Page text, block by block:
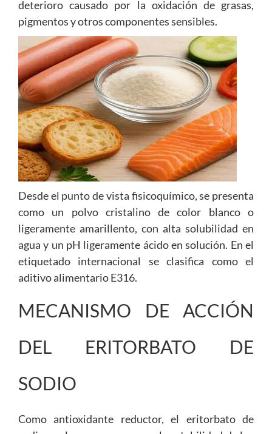
deterioro causado por la oxidación de grasas,
pigmentos y otros componentes sensibles.
Desde el punto de vista fisicoquímico, se presenta
como un polvo cristalino de color blanco o
ligeramente amarillento, con alta solubilidad en
agua y un pH ligeramente ácido en solución. En el
etiquetado internacional se clasifica como el
aditivo alimentario E316.
MECANISMO DE ACCIÓN
DEL ERITORBATO DE
SODIO
Como antioxidante reductor, el eritorbato de